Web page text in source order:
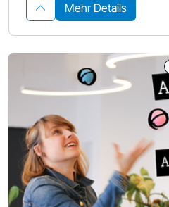
Mehr Details